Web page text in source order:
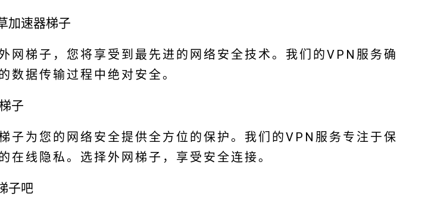
加速器梯子
网梯子，您将享受到最先进的网络安全技术。我们的VPN服务确
数据传输过程中绝对安全。
子
子为您的网络安全提供全方位的保护。我们的VPN服务专注于保
在线隐私。选择外网梯子，享受安全连接。
子吧